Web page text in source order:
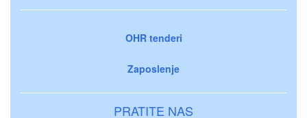
OHR tenderi
Zaposlenje
PRATITE NAS